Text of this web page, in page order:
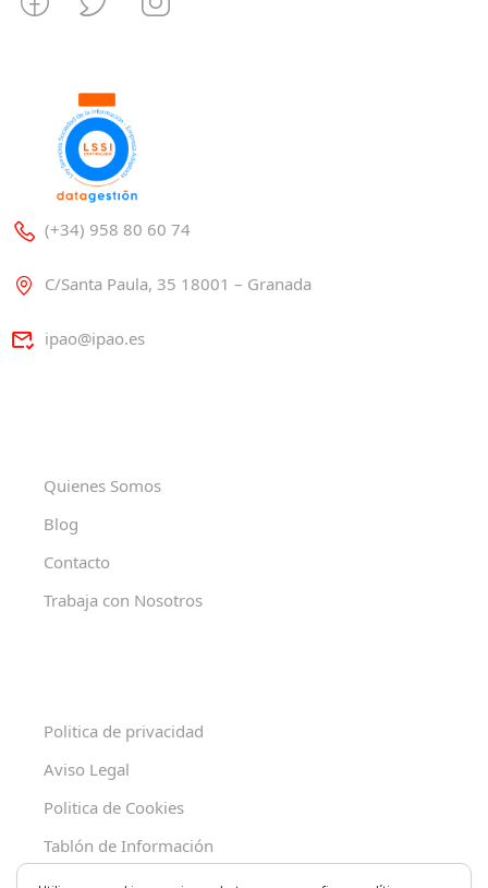
(+34) 958 80 60 74
C/Santa Paula, 35 18001 – Granada
ipao@ipao.es
Quienes Somos
Blog
Contacto
Trabaja con Nosotros
Politica de privacidad
Aviso Legal
Politica de Cookies
Tablón de Información